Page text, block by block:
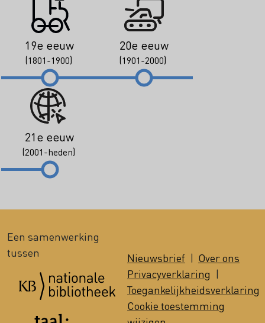
19e eeuw
(1801-1900)
20e eeuw
(1901-2000)
21e eeuw
(2001-heden)
Een samenwerking
tussen
Nieuwsbrief | Over ons
Privacyverklaring |
Toegankelijkheidsverklaring
Cookie toestemming